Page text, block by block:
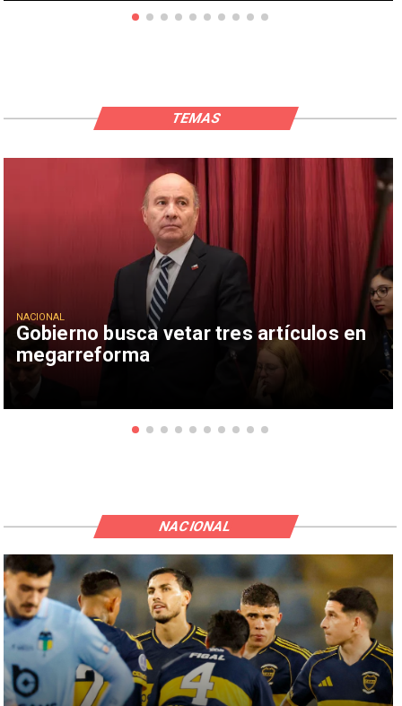
Gobierno busca vetar tres artículos en
megarreforma
NACIONAL
TEMAS
NACIONAL